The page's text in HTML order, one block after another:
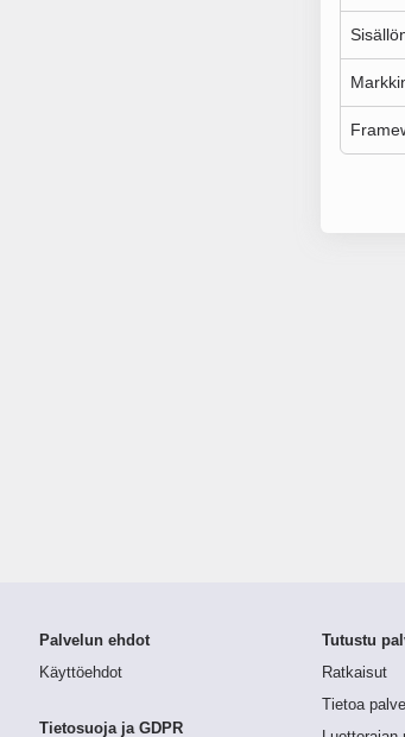
Palvelun ehdot
Käyttöehdot
Tietosuoja ja GDPR
Tutustu
Ratkaisut
Tietoa